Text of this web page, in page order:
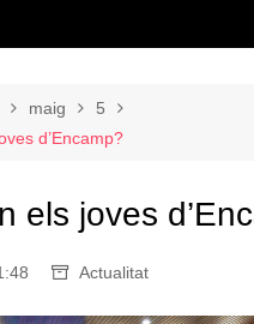
maig
5
d’Encamp?
els joves
Actualitat